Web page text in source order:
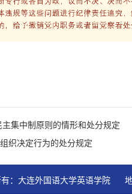
集中制原则的情形和处分规定
织决定行为的处分规定
有：大连外国语大学英语学院